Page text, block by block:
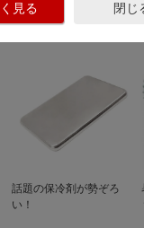
見る 閉じ
品
話題の保冷剤が勢ぞろ
い！